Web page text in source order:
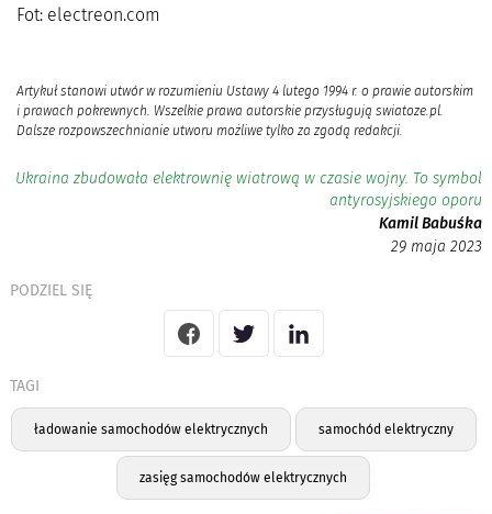
Fot: electreon.com
Artykuł stanowi utwór w rozumieniu Ustawy 4 lutego 1994 r. o prawie autorskim
i prawach pokrewnych. Wszelkie prawa autorskie przysługują swiatoze.pl.
Dalsze rozpowszechnianie utworu możliwe tylko za zgodą redakcji.
Ukraina zbudowała elektrownię wiatrową w czasie wojny. To symbol
antyrosyjskiego oporu
Kamil Babuśka
29 maja 2023
PODZIEL SIĘ
TAGI
ładowanie samochodów elektrycznych samochód elektryczny
zasięg samochodów elektrycznych